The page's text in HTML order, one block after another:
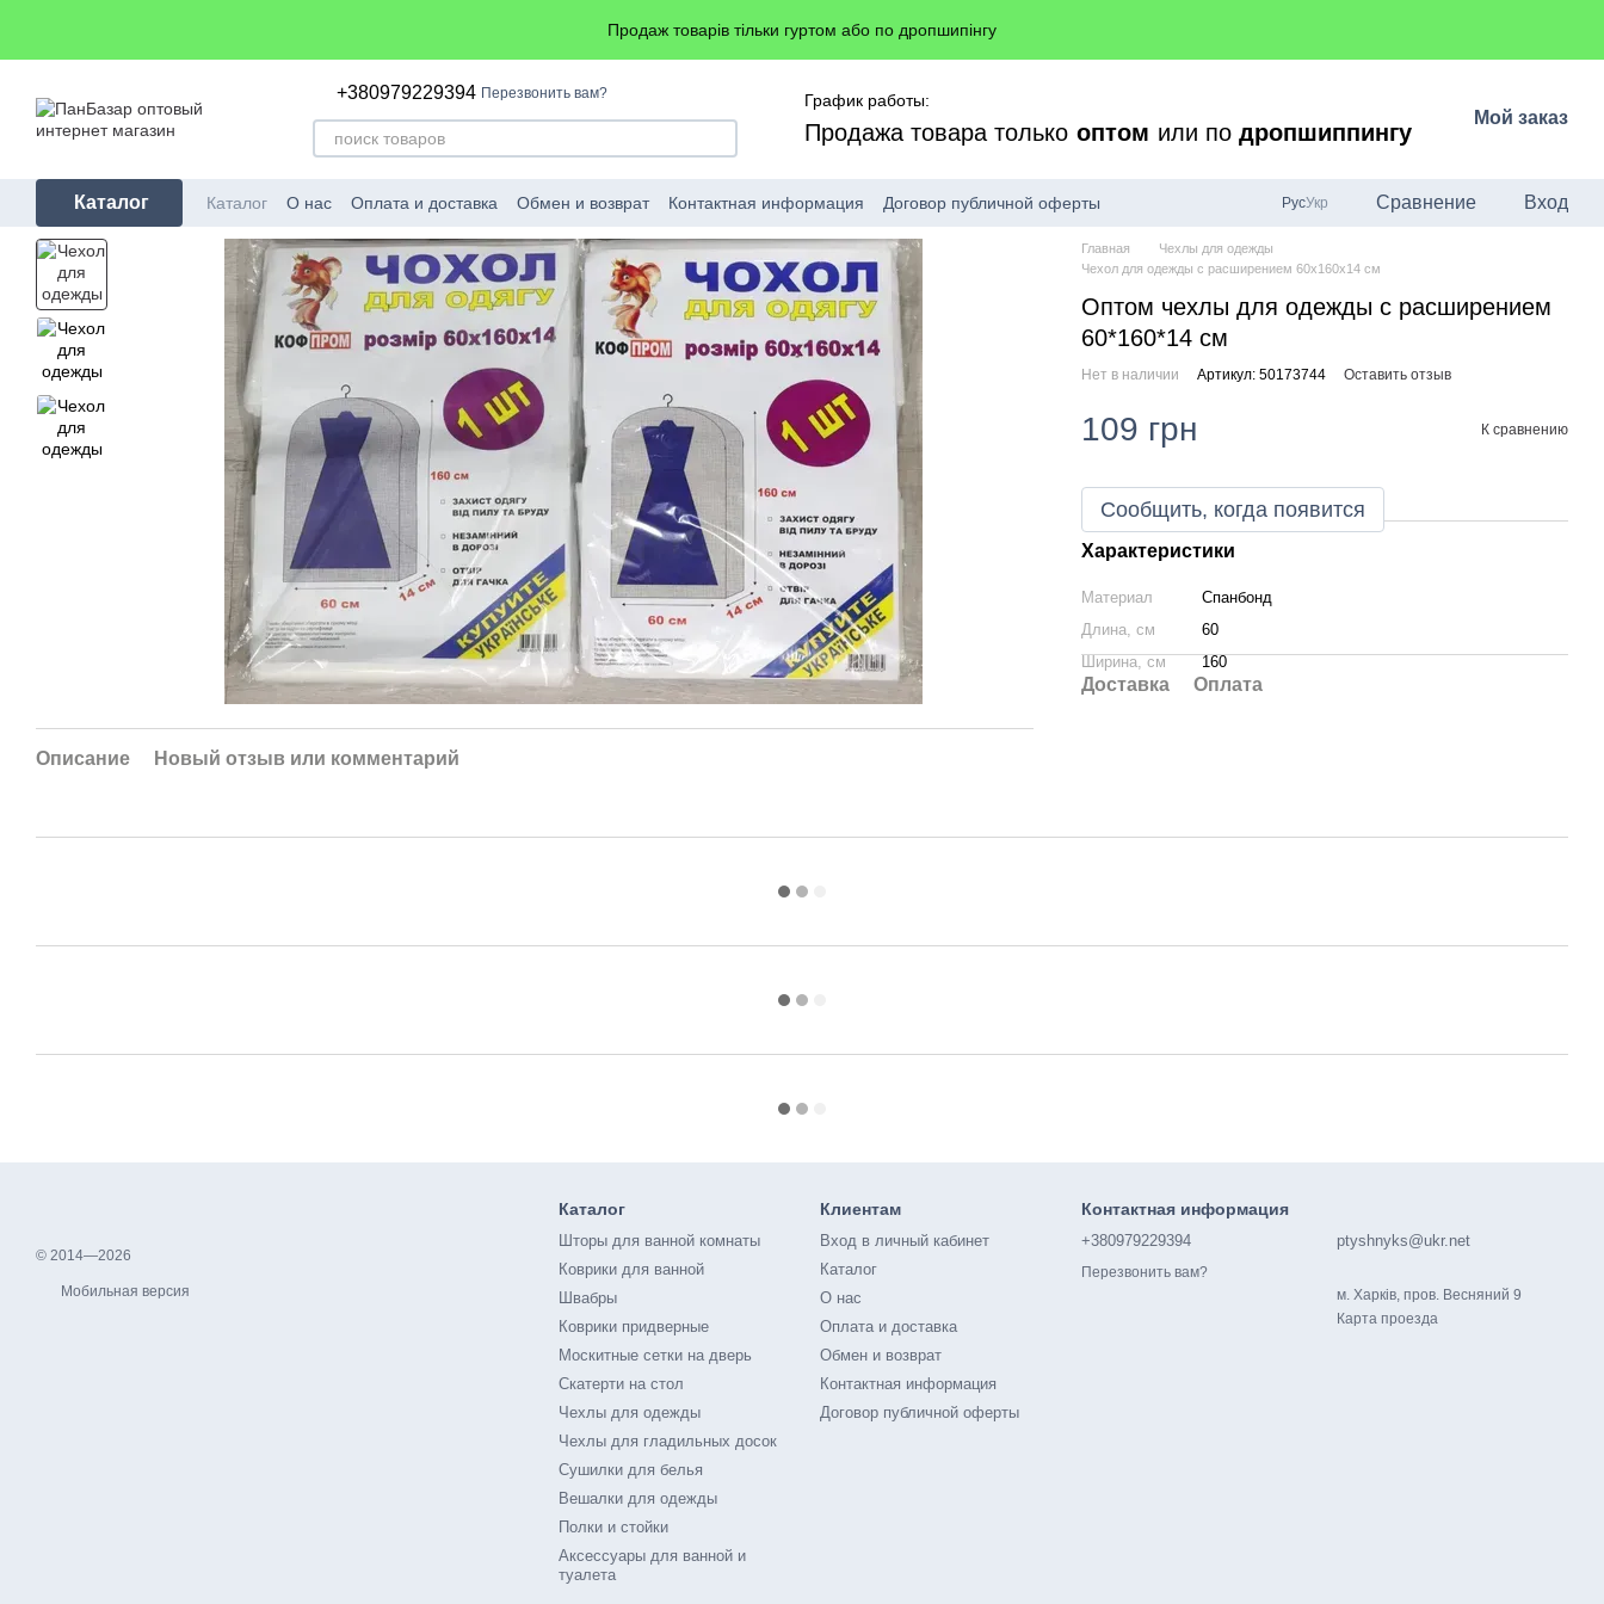
Продаж товарів тільки гуртом або по дропшипінгу
+380979229394 Перезвонить вам? График работы:
Продажа товара только оптом или подропшиппингу
Мой заказ
Каталог Каталог О нас Оплата и доставка Обмен и возврат Контактная информация Договор публичной оферты РусУкр Сравнение Вход
Описание Новый отзыв или комментарий
Главная
Чехлы для одежды
Чехол для одежды c расширением 60x160x14 см
Оптом чехлы для одежды с расширением
60*160*14 см
Нет в наличии Артикул: 50173744 Оставить отзыв
109 грн К сравнению
Сообщить, когда появится
Характеристики
Материал
Спанбонд
Длина, см
60
Ширина, см
160
Доставка Оплата
© 2014—2026
Мобильная версия
Каталог
Шторы для ванной комнаты
Коврики для ванной
Швабры
Коврики придверные
Москитные сетки на дверь
Скатерти на стол
Чехлы для одежды
Чехлы для гладильных досок
Сушилки для белья
Вешалки для одежды
Полки и стойки
Аксессуары для ванной и
туалета
Клиентам
Вход в личный кабинет
Каталог
О нас
Оплата и доставка
Обмен и возврат
Контактная информация
Договор публичной оферты
Контактная информация
+380979229394
Перезвонить вам?
ptyshnyks@ukr.net
м. Харків, пров. Весняний 9
Карта проезда